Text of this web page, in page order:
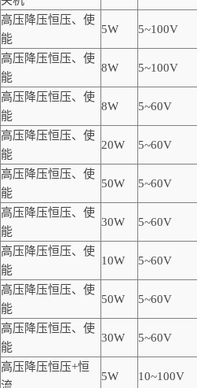
高压降压恒压、使
能
5W 5~100V
高压降压恒压、使
能
8W 5~100V
高压降压恒压、使
能
8W 5~60V
高压降压恒压、使
能
20W 5~60V
高压降压恒压、使
能
50W 5~60V
高压降压恒压、使
能
30W 5~60V
高压降压恒压、使
能
10W 5~60V
高压降压恒压、使
能
50W 5~60V
高压降压恒压、使
能
30W 5~60V
高压降压恒压+恒
5W 10~100V